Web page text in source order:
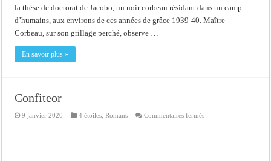
la thèse de doctorat de Jacobo, un noir corbeau résidant dans un camp
d’humains, aux environs de ces années de grâce 1939-40. Maître
Corbeau, sur son grillage perché, observe …
En savoir plus »
Confiteor
9 janvier 2020 4 étoiles ,Romans Commentaires ferméssur